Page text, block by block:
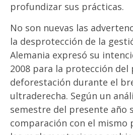
profundizar sus prácticas.
No son nuevas las
la desprotección de la
Alemania expresó su
2008 para la protección
deforestación durante el
ultraderecha. Según un
semestre del presente año
comparación con el mismo